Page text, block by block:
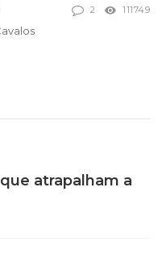
2 111749
atrapalham a